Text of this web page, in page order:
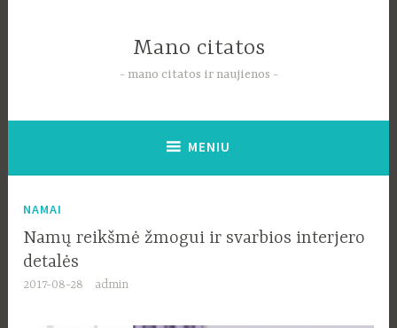
Mano citatos
mano citatos ir naujienos
MENIU
NAMAI
Namų reikšmė žmogui ir svarbios interjero
detalės
2017-08-28 admin